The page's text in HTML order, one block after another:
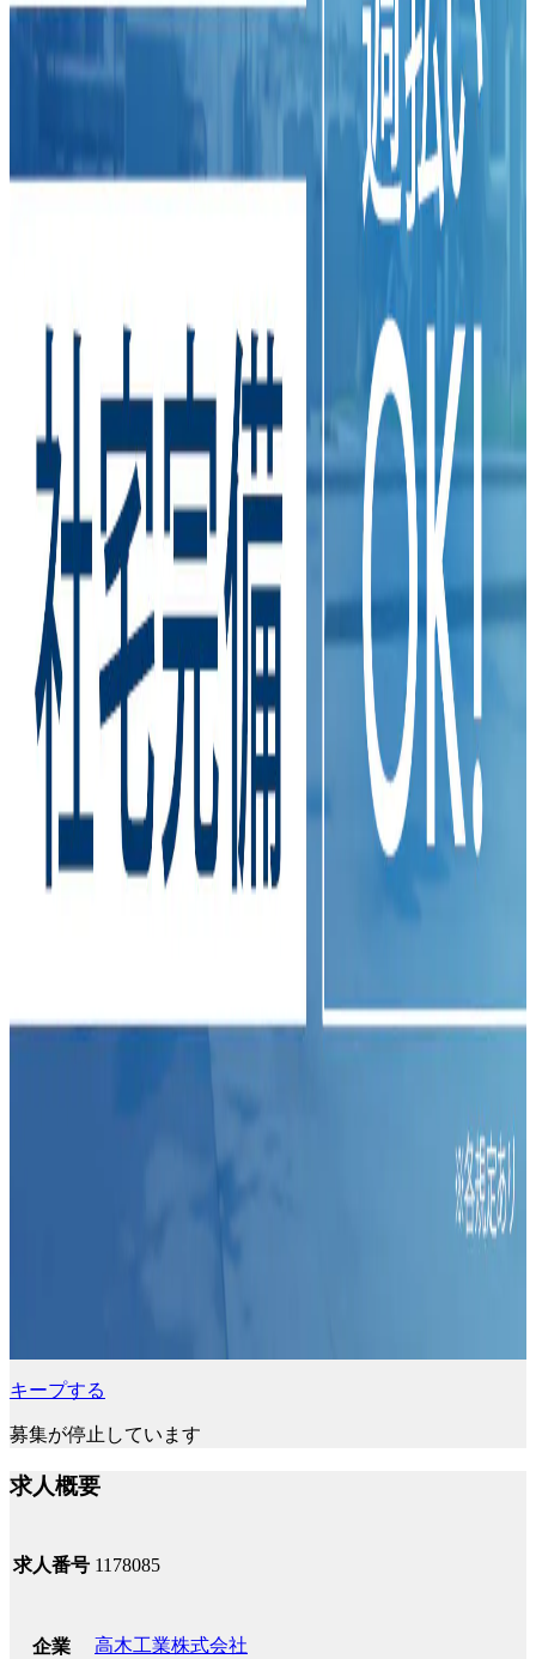
キープする
募集が停止しています
求人概要
求人番号 1178085
企業 高木工業株式会社